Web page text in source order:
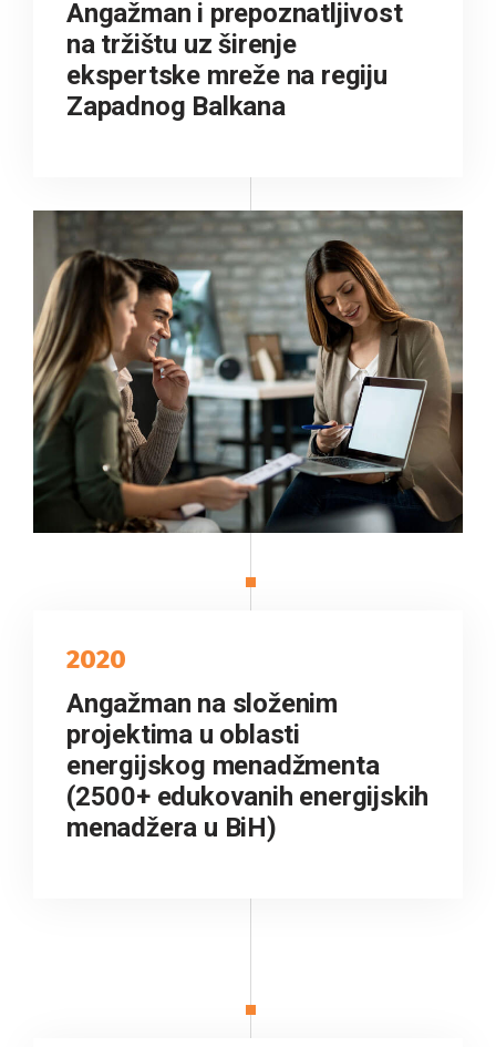
Angažman i prepoznatljivost
na tržištu uz širenje
ekspertske mreže na regiju
Zapadnog Balkana
2020
Angažman na složenim
projektima u oblasti
energijskog menadžmenta
(2500+ edukovanih energijskih
menadžera u BiH)